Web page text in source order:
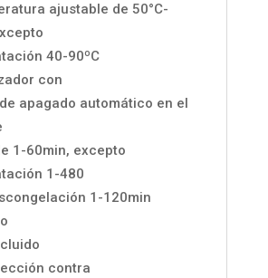
ajustable de 50°C-
40-90ºC
con
apagado automático en el
1-60min, excepto
1-480
1-120min
contra